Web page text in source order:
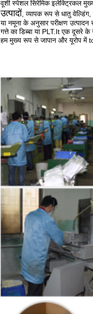
वूशी स्पेशल सिरेमिक इलेक्ट्रिकल
उत्पादों, व्यापक रूप से धातु वेल्डिंग,
या नमूना के अनुसार परीक्षण
गत्ते का डिब्बा या PLT.It एक दूसरे
हम मुख्य रूप से जापान और यूरोप में